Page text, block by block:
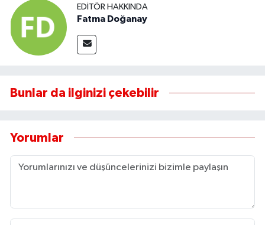
EDITÖR HAKKINDA
Fatma Doğanay
Bunlar da ilginizi çekebilir
Yorumlar